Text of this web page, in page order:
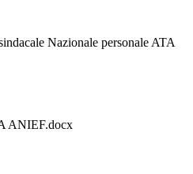
Nazionale personale ATA
ANIEF.docx